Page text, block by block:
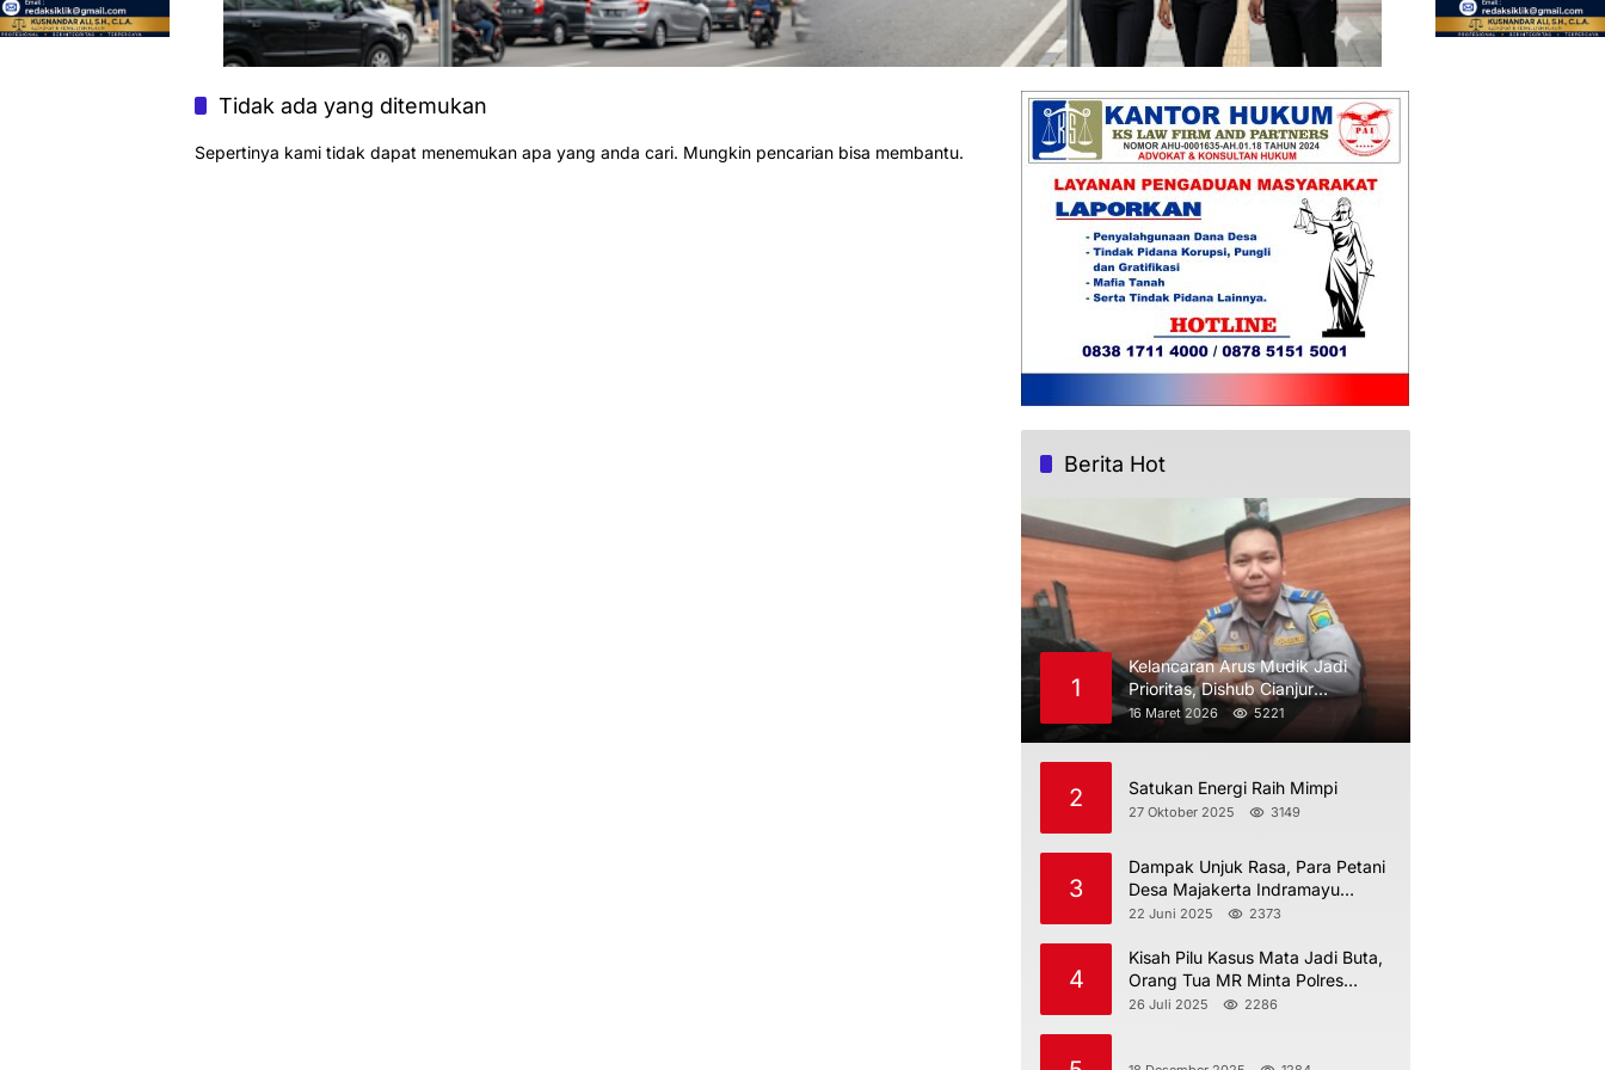
Tidak ada yang ditemukan
Sepertinya kami tidak dapat menemukan apa yang anda cari. Mungkin pencarian bisa membantu.
Berita Hot
1
Kelancaran Arus Mudik Jadi
Prioritas, Dishub Cianjur
Maksimalkan Pengawasan
16 Maret 2026 5221
2 Satukan Energi Raih Mimpi
27 Oktober 2025 3149
3
Dampak Unjuk Rasa, Para Petani
Desa Majakerta Indramayu
Dilarang Menggarap
22 Juni 2025 2373
4
Kisah Pilu Kasus Mata Jadi Buta,
Orang Tua MR Minta Polres
Indramayu Jangan Berdiam Diri
26 Juli 2025 2286